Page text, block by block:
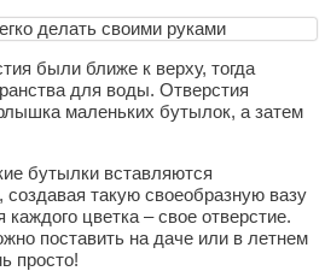
были ближе к верху, тогда
для воды. Отверстия
маленьких бутылок, а затем
бутылки вставляются
создавая такую своеобразную вазу
цветка – свое отверстие.
поставить на даче или в летнем
просто!